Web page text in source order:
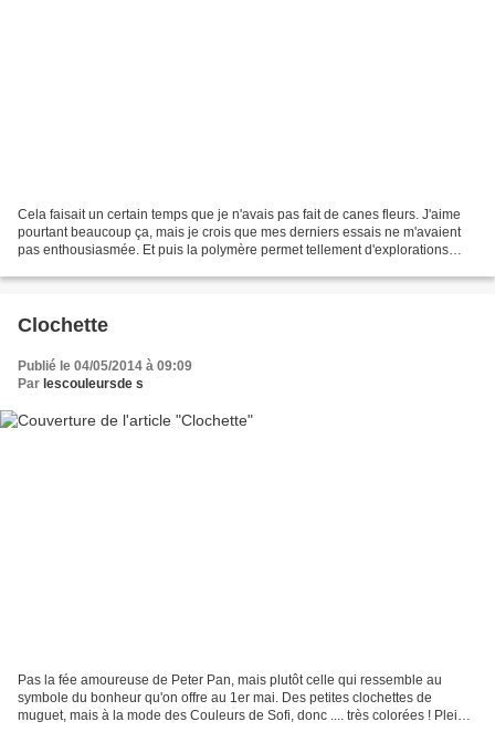
Cela faisait un certain temps que je n'avais pas fait de canes fleurs. J'aime
pourtant beaucoup ça, mais je crois que mes derniers essais ne m'avaient
pas enthousiasmée. Et puis la polymère permet tellement d'explorations
Clochette
Publié le 04/05/2014 à 09:09
Par lescouleursde s
Pas la fée amoureuse de Peter Pan, mais plutôt celle qui ressemble au
symbole du bonheur qu'on offre au 1er mai. Des petites clochettes de
muguet, mais à la mode des Couleurs de Sofi, donc .... très colorées ! Plein